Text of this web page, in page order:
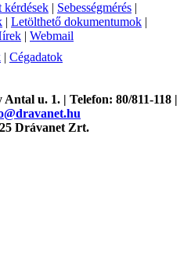
kérdések | Sebességmérés |
| Letölthető dokumentumok |
| Webmail
| Cégadatok
u. 1. | Telefon: 80/811-118 |
Drávanet Zrt.